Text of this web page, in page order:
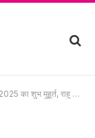
राहु काल, आज की तिथि और ग्रह